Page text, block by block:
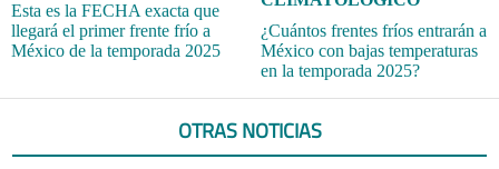
Esta es la FECHA exacta que
llegará el primer frente frío a
México de la temporada 2025
¿Cuántos frentes fríos entrarán a
México con bajas temperaturas
en la temporada 2025?
OTRAS NOTICIAS